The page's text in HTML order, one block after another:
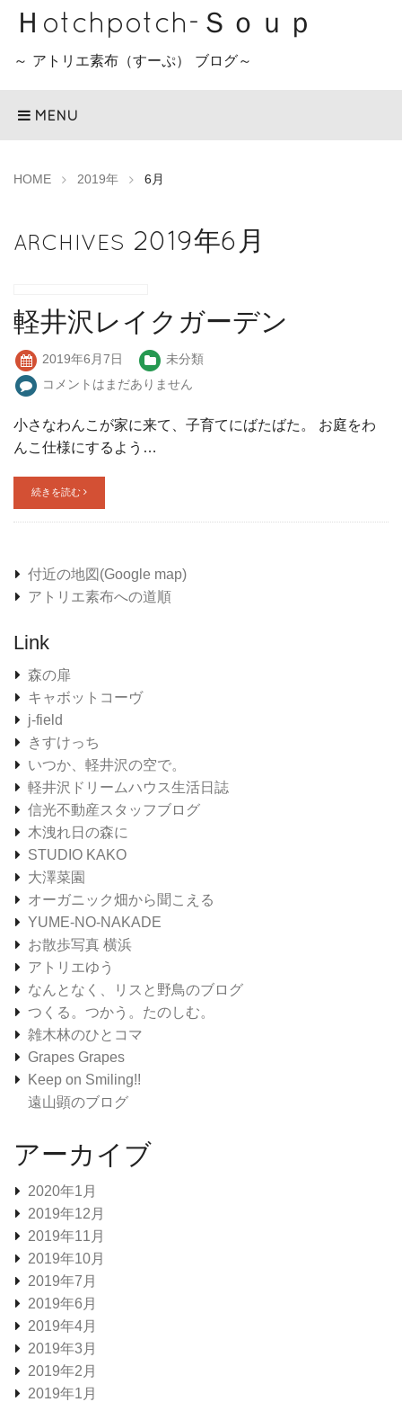
Ｈotchpotch-Ｓｏｕｐ
～ アトリエ素布（すーぷ） ブログ～
MENU
HOME 2019年 6月
ARCHIVES 2019年6月
軽井沢レイクガーデン
2019年6月7日
未分類
コメントはまだありません
小さなわんこが家に来て、子育てにばたばた。 お庭をわ
んこ仕様にするよう…
続きを読む
付近の地図(Google map)
アトリエ素布への道順
Link
森の扉
キャボットコーヴ
j-field
きすけっち
いつか、軽井沢の空で。
軽井沢ドリームハウス生活日誌
信光不動産スタッフブログ
木洩れ日の森に
STUDIO KAKO
大澤菜園
オーガニック畑から聞こえる
YUME-NO-NAKADE
お散歩写真 横浜
アトリエゆう
なんとなく、リスと野鳥のブログ
つくる。つかう。たのしむ。
雑木林のひとコマ
Grapes Grapes
Keep on Smiling!!
遠山顕のブログ
アーカイブ
2020年1月
2019年12月
2019年11月
2019年10月
2019年7月
2019年6月
2019年4月
2019年3月
2019年2月
2019年1月